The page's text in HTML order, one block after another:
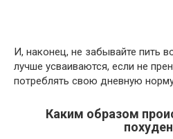
И, наконец, не забывайте пить
лучше усваиваются, если не
потреблять свою дневную
Каким образом